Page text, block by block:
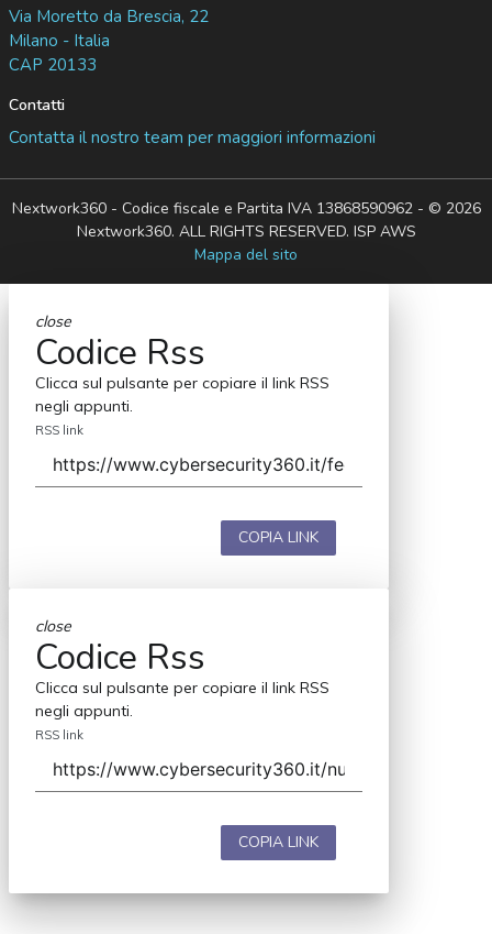
Via Moretto da Brescia, 22
Milano - Italia
CAP 20133
Contatti
Contatta il nostro team per maggiori informazioni
Nextwork360 - Codice fiscale e Partita IVA 13868590962 - © 2026
Nextwork360. ALL RIGHTS RESERVED. ISP AWS
Mappa del sito
close
Codice Rss
Clicca sul pulsante per copiare il link RSS
negli appunti.
RSS link
COPIA LINK
close
Codice Rss
Clicca sul pulsante per copiare il link RSS
negli appunti.
RSS link
COPIA LINK